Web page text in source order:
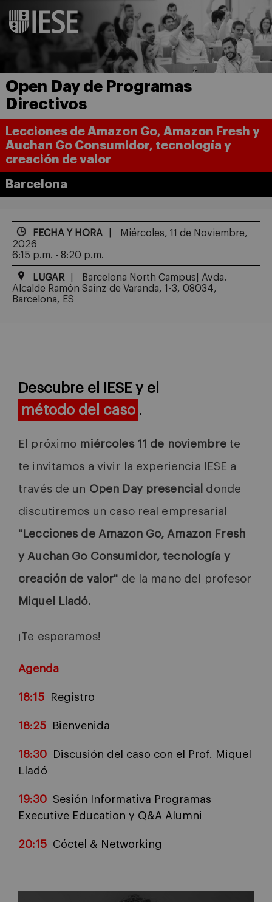
Open Day de Programas
Directivos
Lecciones de Amazon Go, Amazon Fresh y
Auchan Go Consumidor, tecnología y
creación de valor
Barcelona
FECHA Y HORA
Miércoles, 11 de Noviembre,
2026
6:15 p.m. - 8:20 p.m.
LUGAR
Barcelona North Campus| Avda.
Alcalde Ramón Sainz de Varanda, 1-3, 08034,
Barcelona, ES
Descubre el IESE y el
método del caso .
El próximo miércoles 11 de noviembrete
te invitamos a vivir la experiencia IESE a
través de un Open Day presencial donde
discutiremos un caso real empresarial
"Lecciones de Amazon Go, Amazon Fresh
y Auchan Go Consumidor, tecnología y
creación de valor" de la mano del profesor
Miquel Lladó.
¡Te esperamos!
Agenda
18:15 Registro
18:25 Bienvenida
18:30 Discusión del caso con el Prof. Miquel
Lladó
19:30 Sesión Informativa Programas
Executive Education y Q&A Alumni
20:15 Cóctel & Networking